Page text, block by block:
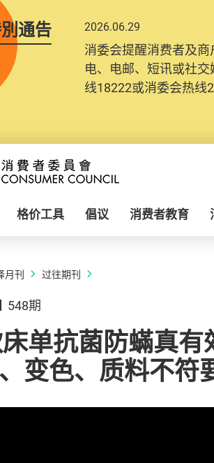
通告 2026.06.29
消委会提醒消费者及
电、电邮、短讯或社
线18222或消委会热线
会
格价工具 倡议 消费者教育
月刊 过往期刊
548期
单抗菌防蟎真有
变色、质料不符